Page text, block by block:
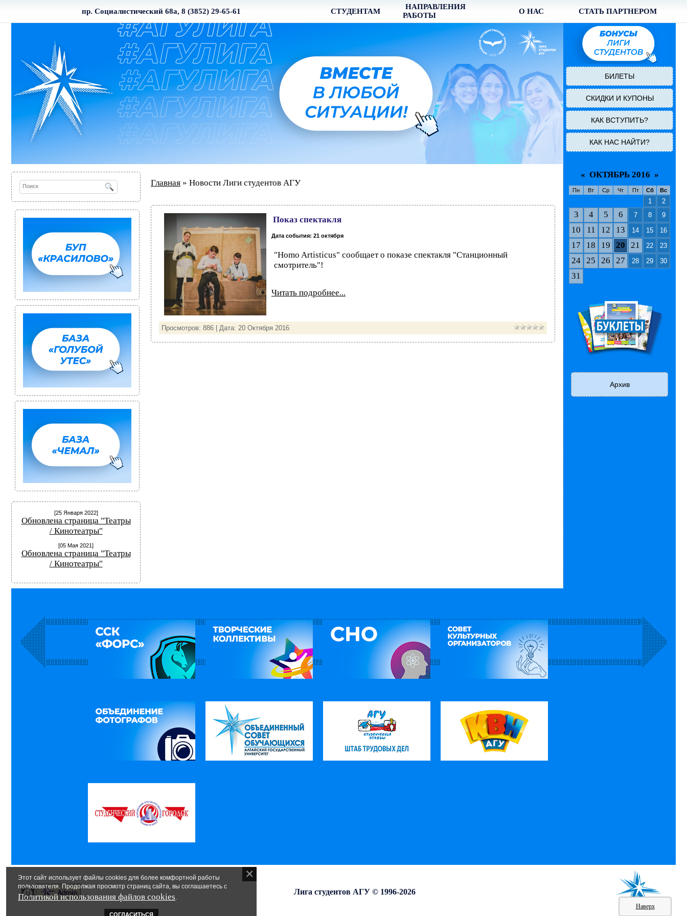
пр. Социалистический 68а, 8 (3852) 29-65-61 СТУДЕНТАМ
НАПРАВЛЕНИЯ
РАБОТЫ
О НАС СТАТЬ ПАРТНЕРОМ
БИЛЕТЫ
СКИДКИ И КУПОНЫ
КАК ВСТУПИТЬ?
КАК НАС НАЙТИ?
[25 Января 2022]
Обновлена страница "Театры
/ Кинотеатры"
[05 Мая 2021]
Обновлена страница "Театры
/ Кинотеатры"
Главная » Новости Лиги студентов АГУ
Показ спектакля
Дата события: 21 октября
"Homo Artisticus" сообщает о показе спектакля "Станционный
смотритель"!
Читать подробнее...
Просмотров: 886 | Дата: 20 Октября 2016
« ОКТЯБРЬ 2016 »
Пн Вт Ср Чт Пт Сб Вс
1 2
3 4 5 6 7 8 9
10 11 12 13 14 15 16
17 18 19 20 21 22 23
24 25 26 27 28 29 30
31
Архив
Лига студентов АГУ © 1996-2026
Наверх
Этот сайт использует файлы cookies для более комфортной работы
пользователя. Продолжая просмотр страниц сайта, вы соглашаетесь с
Политикой использования файлов cookies
СОГЛАСИТЬСЯ